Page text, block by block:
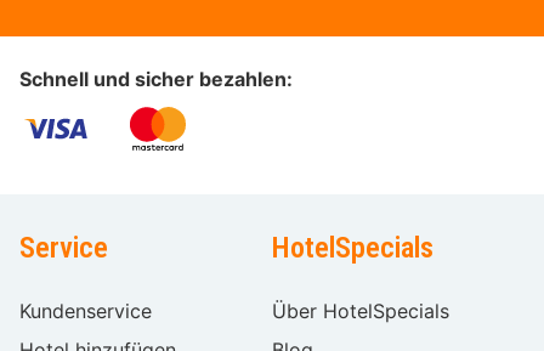
Schnell und sicher bezahlen:
Service
Kundenservice
HotelSpecials
Über HotelSpecials